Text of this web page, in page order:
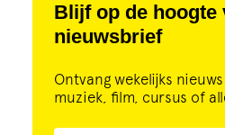
Blijf op de hoogte
nieuwsbrief
Ontvang wekelijks
muziek, film, cursus of